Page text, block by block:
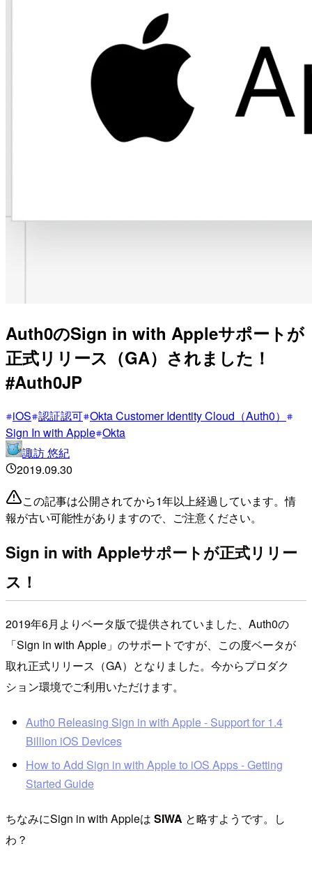
Auth0のSign in with Appleサポートが
正式リリース（GA）されました！
#Auth0JP
iOS 認証認可 Okta Customer Identity Cloud（Auth0）
Sign In with Apple Okta
諏訪 悠紀
2019.09.30
この記事は公開されてから1年以上経過しています。情
報が古い可能性がありますので、ご注意ください。
Sign in with Appleサポートが正式リリー
ス！
2019年6月よりベータ版で提供されていました、Auth0の
「Sign in with Apple」のサポートですが、この度ベータが
取れ正式リリース（GA）となりました。今からプロダク
ション環境でご利用いただけます。
Auth0 Releasing Sign in with Apple - Support for 1.4
Billion iOS Devices
How to Add Sign in with Apple to iOS Apps - Getting
Started Guide
ちなみにSign in with Appleは SIWA と略すようです。し
わ？